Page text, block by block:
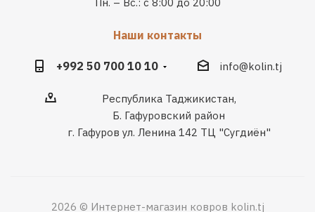
Наши контакты
+992 50 700 10 10 info@kolin.tj
Республика Таджикистан,
Б. Гафуровский район
г. Гафуров ул. Ленина 142 ТЦ "Сугдиён"
2026 © Интернет-магазин ковров kolin.tj